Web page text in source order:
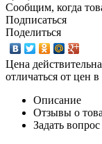
Сообщим, когда
Подписаться
Поделиться
Цена
отличаться от цен
Описание
Отзывы о
Задать вопрос